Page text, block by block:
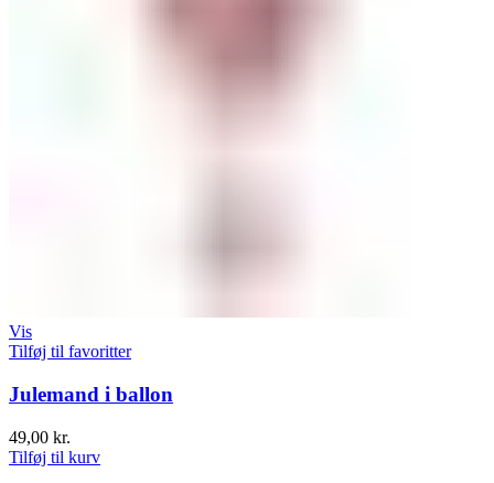
Vis
Tilføj til favoritter
Julemand i ballon
49,00 kr.
Tilføj til kurv